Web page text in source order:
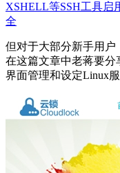
XSHELL等SSH工具启
全
但对于大部分新手用户
在这篇文章中老蒋要
界面管理和设定Linux